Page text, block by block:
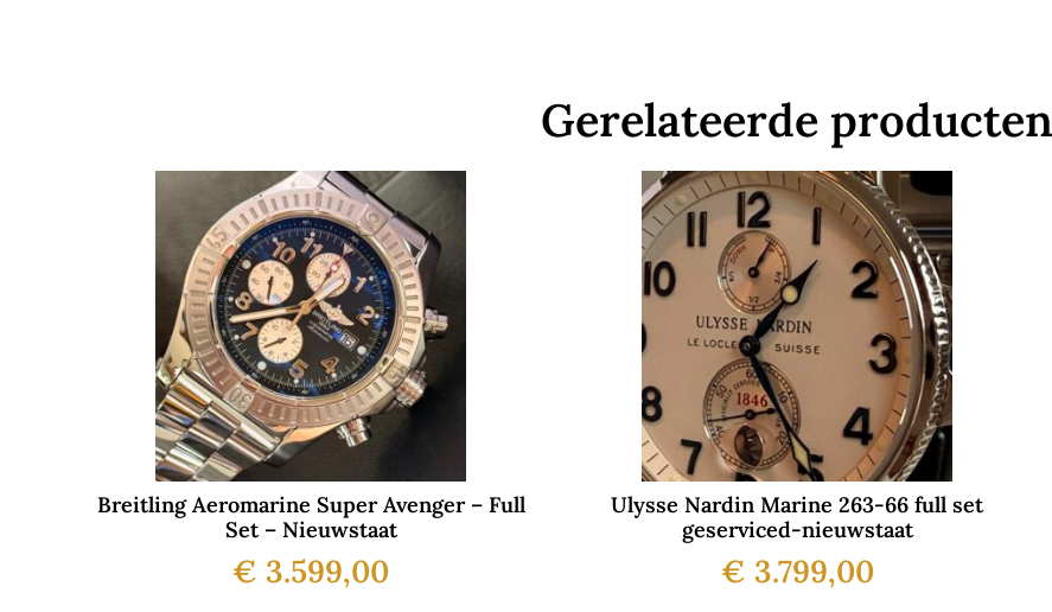
Gerelateerde producten
Breitling Aeromarine Super Avenger – Full
Set – Nieuwstaat
€ 3.599,00
Ulysse Nardin Marine 263-66 full set
geserviced-nieuwstaat
€ 3.799,00